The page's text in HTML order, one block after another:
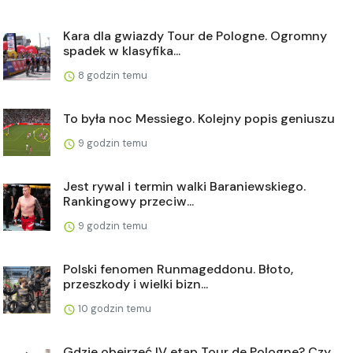
Kara dla gwiazdy Tour de Pologne. Ogromny
spadek w klasyfika...
8 godzin temu
To była noc Messiego. Kolejny popis geniuszu
9 godzin temu
Jest rywal i termin walki Baraniewskiego.
Rankingowy przeciw...
9 godzin temu
Polski fenomen Runmageddonu. Błoto,
przeszkody i wielki bizn...
10 godzin temu